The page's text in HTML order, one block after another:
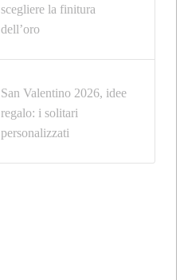
scegliere la finitura
dell’oro
San Valentino 2026, idee
regalo: i solitari
personalizzati